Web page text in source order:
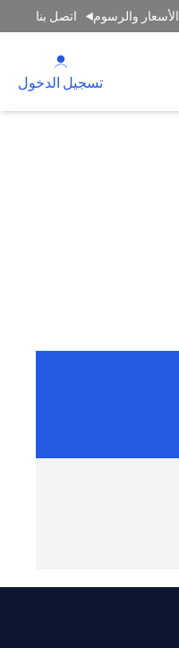
الأسعار والرسوم اتصل بنا
تسجيل الدخول